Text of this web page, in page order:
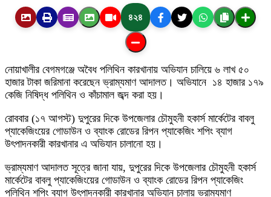
৪২৪
নোয়াখালীর বেগমগঞ্জে অবৈধ পলিথিন কারখানায় অভিযান চালিয়ে ৬ লাখ ৫০
হাজার টাকা জরিমানা করেছেন ভ্রাম্যমাণ আদালত। অভিযানে ১৪ হাজার ১৭৯
কেজি নিষিদ্ধ পলিথিন ও কাঁচামাল জব্দ করা হয়।
রোববার (১৭ আগস্ট) দুপুরের দিকে উপজেলার চৌমুহনী হকার্স মার্কেটের বাবলু
প্যাকেজিংয়ের গোডাউন ও ব্যাংক রোডের রিপন প্যাকেজিং শপিং ব্যাগ
উৎপাদনকারী কারখানার এ অভিযান চালানো হয়।
ভ্রাম্যমাণ আদালত সূত্রে জানা যায়, দুপুরের দিকে উপজেলার চৌমুহনী হকার্স
মার্কেটের বাবলু প্যাকেজিংয়ের গোডাউন ও ব্যাংক রোডের রিপন প্যাকেজিং
পলিথিন শপিং ব্যাগ উৎপাদনকারী কারখানার অভিযান চালায় ভ্রাম্যমাণ